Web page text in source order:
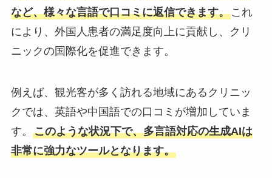
など、様々な言語で口コミに返信できます。これ
により、外国人患者の満足度向上に貢献し、クリ
ニックの国際化を促進できます。
例えば、観光客が多く訪れる地域にあるクリニッ
クでは、英語や中国語での口コミが増加していま
す。 このような状況下で、多言語対応の生成AIは
非常に強力なツールとなります。